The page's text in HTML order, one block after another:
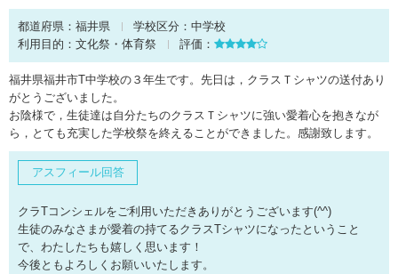
都道府県： 福井県 学校区分： 中学校
利用目的： 文化祭・体育祭 評価：
福井県福井市T中学校の３年生です。先日は，クラスＴシャツの送付あり
がとうございました。
お陰様で，生徒達は自分たちのクラスＴシャツに強い愛着心を抱きなが
ら，とても充実した学校祭を終えることができました。感謝致します。
アスフィール回答
クラTコンシェルをご利用いただきありがとうございます(^^)
生徒のみなさまが愛着の持てるクラスTシャツになったということ
で、わたしたちも嬉しく思います！
今後ともよろしくお願いいたします。